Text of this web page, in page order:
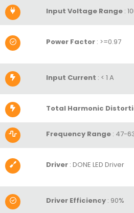
Input Voltage Range :
Power Factor: >=0.97
Input Current : < 1 A
Total Harmonic
Frequency Range: 47-
Driver: DONE LED Driver
Driver Efficiency : 90%